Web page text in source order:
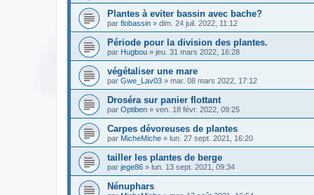
Plantes à eviter bassin avec bache?
par flobassin » dim. 24 juil. 2022, 11:12
Période pour la division des plantes.
par Hugbou » jeu. 31 mars 2022, 16:28
végétaliser une mare
par Gwe_Lav03 » mar. 08 mars 2022, 17:12
Droséra sur panier flottant
par Optiben » ven. 18 févr. 2022, 09:25
Carpes dévoreuses de plantes
par MicheMiche » lun. 27 sept. 2021, 16:20
tailler les plantes de berge
par jege86 » lun. 13 sept. 2021, 09:34
Nénuphars